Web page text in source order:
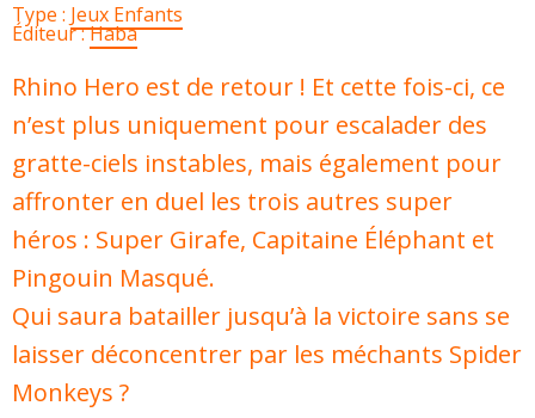
Type : Jeux Enfants
Éditeur :Haba
Rhino Hero est de retour ! Et cette fois-ci, ce
n’est plus uniquement pour escalader des
gratte-ciels instables, mais également pour
affronter en duel les trois autres super
héros : Super Girafe, Capitaine Éléphant et
Pingouin Masqué.
Qui saura batailler jusqu’à la victoire sans se
laisser déconcentrer par les méchants Spider
Monkeys ?